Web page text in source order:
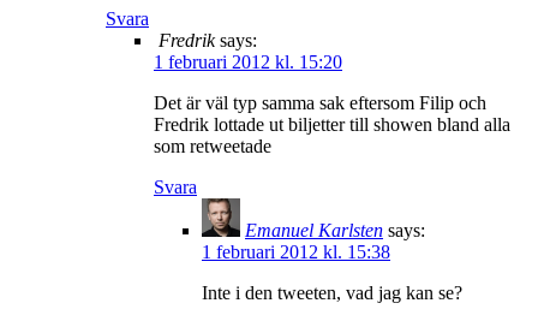
Svara
Fredrik says:
1 februari 2012 kl. 15:20
Det är väl typ samma sak eftersom Filip och
Fredrik lottade ut biljetter till showen bland alla
som retweetade
Svara
Emanuel Karlsten says:
1 februari 2012 kl. 15:38
Inte i den tweeten, vad jag kan se?